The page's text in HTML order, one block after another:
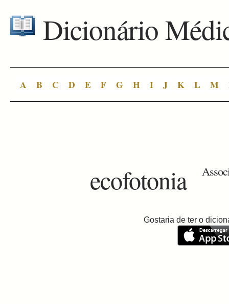
Dicionário
A B C D E F G H I J K L M
ecofotonia
Gostaria de ter o